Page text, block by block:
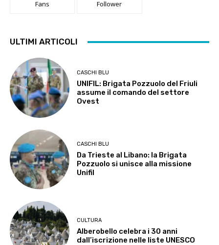
Fans Follower
ULTIMI ARTICOLI
CASCHI BLU
UNIFIL: Brigata Pozzuolo del Friuli
assume il comando del settore
Ovest
CASCHI BLU
Da Trieste al Libano: la Brigata
Pozzuolo si unisce alla missione
Unifil
CULTURA
Alberobello celebra i 30 anni
dall’iscrizione nelle liste UNESCO